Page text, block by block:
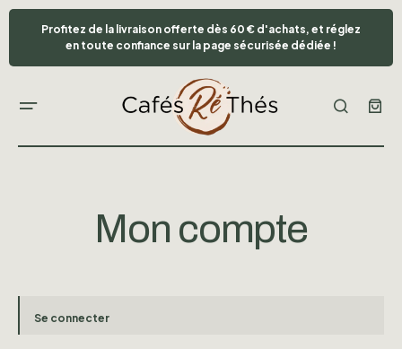
Profitez de la livraison offerte dès 60 € d'achats, et réglez
en toute confiance sur la page sécurisée dédiée !
Mon compte
Se connecter